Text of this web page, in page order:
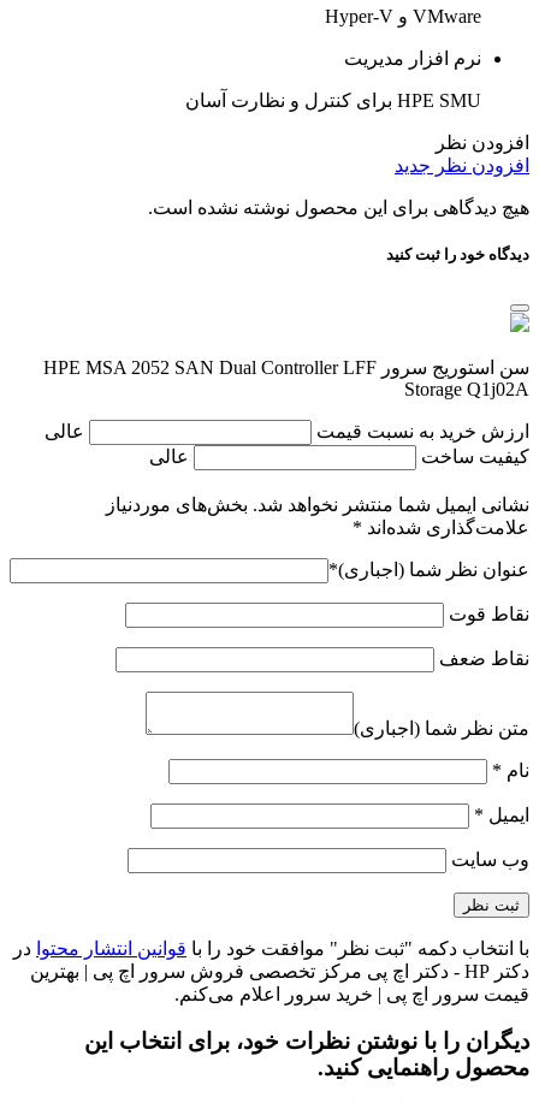
VMware و Hyper-V
نرم افزار مدیریت
HPE SMU برای کنترل و نظارت آسان
افزودن نظر
افزودن نظر جدید
هیچ دیدگاهی برای این محصول نوشته نشده است.
دیدگاه خود را ثبت کنید
سن استوریج سرور HPE MSA 2052 SAN Dual Controller LFF
Storage Q1j02A
ارزش خرید به نسبت قیمت
عالی
کیفیت ساخت
عالی
نشانی ایمیل شما منتشر نخواهد شد. بخش‌های موردنیاز
علامت‌گذاری شده‌اند *
عنوان نظر شما (اجباری)*
نقاط قوت
نقاط ضعف
متن نظر شما (اجباری)
نام *
ایمیل *
وب‌ سایت
با انتخاب دکمه "ثبت نظر" موافقت خود را با قوانین انتشار محتوا در
دکتر HP - دکتر اچ پی مرکز تخصصی فروش سرور اچ پی | بهترین
قیمت سرور اچ پی | خرید سرور اعلام می‌کنم.
دیگران را با نوشتن نظرات خود، برای انتخاب این
محصول راهنمایی کنید.